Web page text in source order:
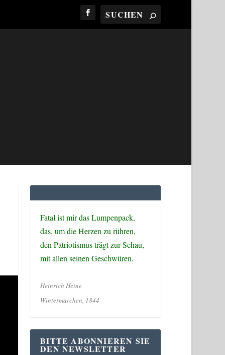
Fatal ist mir das Lumpenpack,
das, um die Herzen zu rühren,
den Patriotismus trägt zur Schau,
mit allen seinen Geschwüren.
Heinrich Heine
Wintermärchen, 1844
BITTE ABONNIEREN SIE
DEN NEWSLETTER